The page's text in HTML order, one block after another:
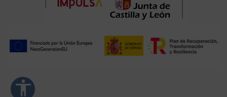
accessibility
(TDAH)